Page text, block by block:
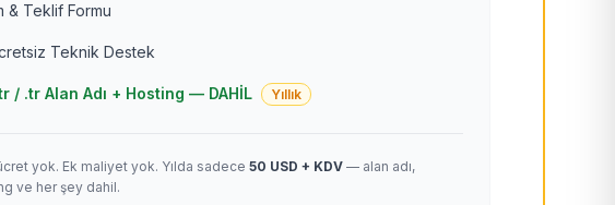
& Teklif Formu
Teknik Destek
/ .tr Alan Adı + Hosting — DAHİL Yıllık
yok. Ek maliyet yok. Yılda sadece 50 USD + KDV — alan adı,
ve her şey dahil.